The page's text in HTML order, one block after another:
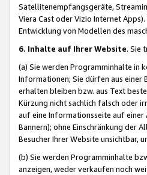
Satellitenempfangsgeräte,
Viera Cast oder Vizio Internet
Entwicklung von Modellen des
6. Inhalte auf Ihrer Website. Sie
(a) Sie werden Programminhalte in
Informationen; Sie dürfen aus einer
erhalten bleiben bzw. aus Text
Kürzung nicht sachlich falsch oder
auf eine Informationsseite auf einer
Bannern); ohne Einschränkung der
Besucher Ihrer Website unsichtbar,
(b) Sie werden Programminhalte
anzeigen, weder verkaufen noch